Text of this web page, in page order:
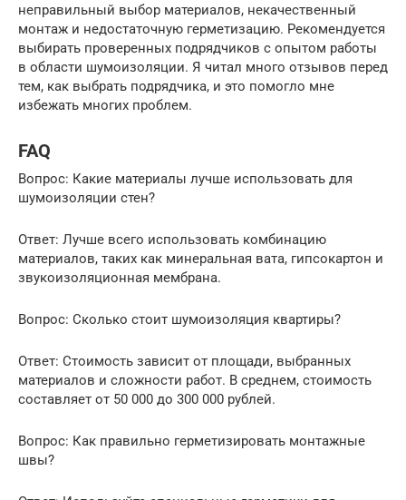
неправильный выбор материалов, некачественный
монтаж и недостаточную герметизацию. Рекомендуется
выбирать проверенных подрядчиков с опытом работы
в области шумоизоляции. Я читал много отзывов перед
тем, как выбрать подрядчика, и это помогло мне
избежать многих проблем.
FAQ
Вопрос: Какие материалы лучше использовать для
шумоизоляции стен?
Ответ: Лучше всего использовать комбинацию
материалов, таких как минеральная вата, гипсокартон и
звукоизоляционная мембрана.
Вопрос: Сколько стоит шумоизоляция квартиры?
Ответ: Стоимость зависит от площади, выбранных
материалов и сложности работ. В среднем, стоимость
составляет от 50 000 до 300 000 рублей.
Вопрос: Как правильно герметизировать монтажные
швы?